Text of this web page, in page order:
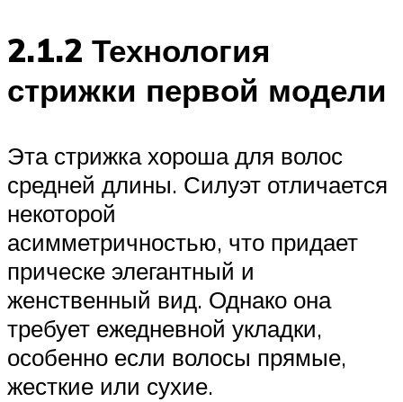
2.1.2 Технология
стрижки первой модели
Эта стрижка хороша для волос
средней длины. Силуэт отличается
некоторой
асимметричностью, что придает
прическе элегантный и
женственный вид. Однако она
требует ежедневной укладки,
особенно если волосы прямые,
жесткие или сухие.